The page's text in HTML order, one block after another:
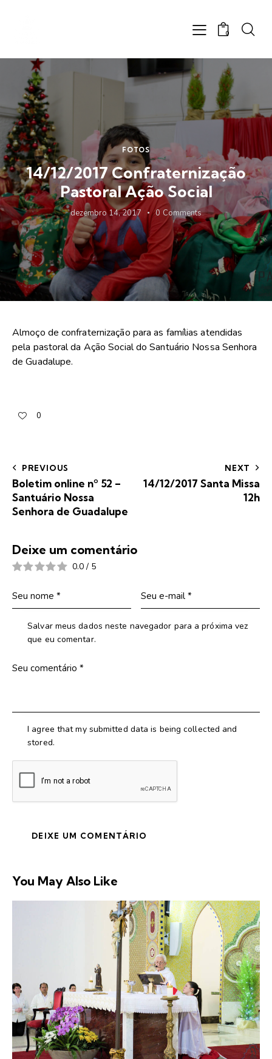
0
FOTOS
14/12/2017 Confraternização
Pastoral Ação Social
dezembro 14, 2017 0 Comments
Almoço de confraternização para as famílias atendidas
pela pastoral da Ação Social do Santuário Nossa Senhora
de Guadalupe.
0
PREVIOUS
Boletim online nº 52 –
Santuário Nossa
Senhora de Guadalupe
NEXT
14/12/2017 Santa Missa
12h
Deixe um comentário
0.0 / 5
Salvar meus dados neste navegador para a próxima vez
que eu comentar.
I agree that my submitted data is being collected and
stored.
You May Also Like